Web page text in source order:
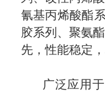
氰基丙烯酸酯
胶系列、聚氨
先，性能稳定
广泛应用